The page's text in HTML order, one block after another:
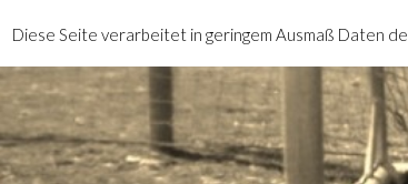
Diese Seite verarbeitet in geringem Ausmaß Daten